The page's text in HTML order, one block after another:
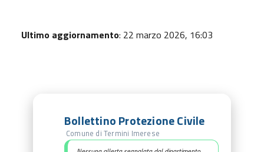
Ultimo aggiornamento: 22 marzo 2026, 16:03
Bollettino Protezione Civile
Comune di Termini Imerese